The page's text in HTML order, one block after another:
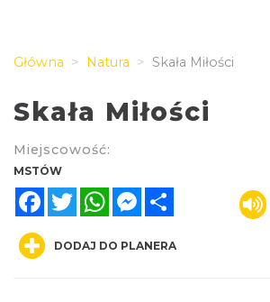
Główna Natura Skała Miłości
Skała Miłości
Miejscowość:
MSTÓW
FacebookTwitterWhatsAppMessenger
DODAJ DO PLANERA